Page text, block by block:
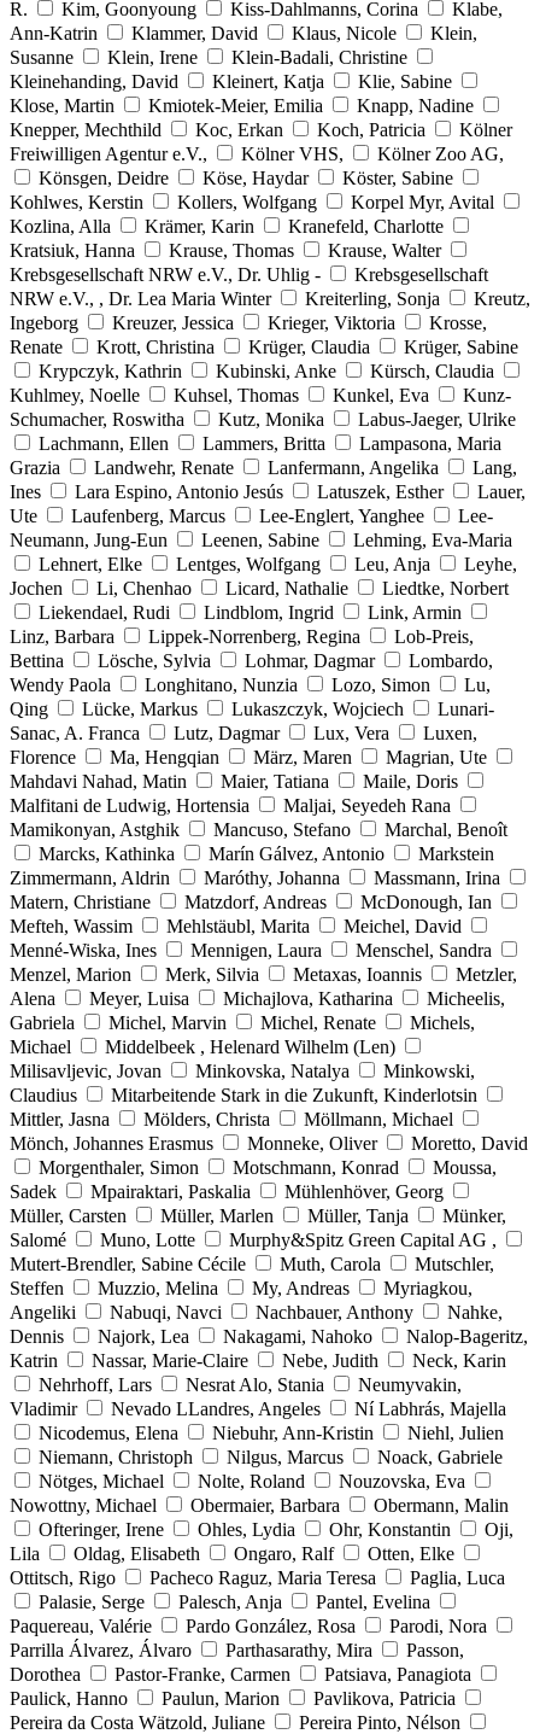
R. Kim, Goonyoung Kiss-Dahlmanns, Corina
Klabe,
Ann-Katrin
Klammer, David Klaus, Nicole
Klein,
Susanne
Klein, Irene
Klein-Badali, Christine
Kleinehanding, David
Kleinert, Katja
Klie, Sabine
Klose, Martin
Kmiotek-Meier, Emilia
Knapp, Nadine
Knepper, Mechthild
Koc, Erkan Koch, Patricia
Kölner
Freiwilligen Agentur e.V.,
Kölner VHS,
Kölner Zoo AG,
Könsgen, Deidre
Köse, Haydar
Köster, Sabine
Kohlwes, Kerstin
Kollers, Wolfgang
Korpel Myr, Avital
Kozlina, Alla
Krämer, Karin
Kranefeld, Charlotte
Kratsiuk, Hanna
Krause, Thomas
Krause, Walter
Krebsgesellschaft NRW e.V., Dr. Uhlig -
Krebsgesellschaft
NRW e.V., , Dr. Lea Maria Winter
Kreiterling, Sonja
Kreutz,
Ingeborg
Kreuzer, Jessica Krieger, Viktoria
Krosse,
Renate
Krott, Christina Krüger, Claudia
Krüger, Sabine
Krypczyk, Kathrin
Kubinski, Anke
Kürsch, Claudia
Kuhlmey, Noelle
Kuhsel, Thomas Kunkel, Eva
Kunz-
Schumacher, Roswitha
Kutz, Monika
Labus-Jaeger, Ulrike
Lachmann, Ellen
Lammers, Britta
Lampasona, Maria
Grazia
Landwehr, Renate Lanfermann, Angelika
Lang,
Ines
Lara Espino, Antonio Jesús Latuszek, Esther
Lauer,
Ute
Laufenberg, Marcus Lee-Englert, Yanghee
Lee-
Neumann, Jung-Eun
Leenen, Sabine
Lehming, Eva-Maria
Lehnert, Elke
Lentges, Wolfgang Leu, Anja
Leyhe,
Jochen
Li, Chenhao Licard, Nathalie
Liedtke, Norbert
Liekendael, Rudi
Lindblom, Ingrid
Link, Armin
Linz, Barbara
Lippek-Norrenberg, Regina
Lob-Preis,
Bettina
Lösche, Sylvia Lohmar, Dagmar
Lombardo,
Wendy Paola
Longhitano, Nunzia Lozo, Simon
Lu,
Qing
Lücke, Markus Lukaszczyk, Wojciech
Lunari-
Sanac, A. Franca
Lutz, Dagmar Lux, Vera
Luxen,
Florence
Ma, Hengqian März, Maren
Magrian, Ute
Mahdavi Nahad, Matin
Maier, Tatiana
Maile, Doris
Malfitani de Ludwig, Hortensia
Maljai, Seyedeh Rana
Mamikonyan, Astghik
Mancuso, Stefano
Marchal, Benoît
Marcks, Kathinka
Marín Gálvez, Antonio
Markstein
Zimmermann, Aldrin
Maróthy, Johanna
Massmann, Irina
Matern, Christiane
Matzdorf, Andreas
McDonough, Ian
Mefteh, Wassim
Mehlstäubl, Marita
Meichel, David
Menné-Wiska, Ines
Mennigen, Laura
Menschel, Sandra
Menzel, Marion
Merk, Silvia Metaxas, Ioannis
Metzler,
Alena
Meyer, Luisa Michajlova, Katharina
Micheelis,
Gabriela
Michel, Marvin Michel, Renate
Michels,
Michael
Middelbeek , Helenard Wilhelm (Len)
Milisavljevic, Jovan
Minkovska, Natalya
Minkowski,
Claudius
Mitarbeitende Stark in die Zukunft, Kinderlotsin
Mittler, Jasna
Mölders, Christa
Möllmann, Michael
Mönch, Johannes Erasmus
Monneke, Oliver
Moretto, David
Morgenthaler, Simon
Motschmann, Konrad
Moussa,
Sadek
Mpairaktari, Paskalia
Mühlenhöver, Georg
Müller, Carsten
Müller, Marlen Müller, Tanja
Münker,
Salomé
Muno, Lotte
Murphy&Spitz Green Capital AG ,
Mutert-Brendler, Sabine Cécile
Muth, Carola
Mutschler,
Steffen
Muzzio, Melina My, Andreas
Myriagkou,
Angeliki
Nabuqi, Navci Nachbauer, Anthony
Nahke,
Dennis
Najork, Lea Nakagami, Nahoko
Nalop-Bageritz,
Katrin
Nassar, Marie-Claire Nebe, Judith
Neck, Karin
Nehrhoff, Lars
Nesrat Alo, Stania
Neumyvakin,
Vladimir
Nevado LLandres, Angeles
Ní Labhrás, Majella
Nicodemus, Elena
Niebuhr, Ann-Kristin
Niehl, Julien
Niemann, Christoph
Nilgus, Marcus
Noack, Gabriele
Nötges, Michael
Nolte, Roland
Nouzovska, Eva
Nowottny, Michael
Obermaier, Barbara
Obermann, Malin
Ofteringer, Irene
Ohles, Lydia Ohr, Konstantin
Oji,
Lila
Oldag, Elisabeth Ongaro, Ralf
Otten, Elke
Ottitsch, Rigo
Pacheco Raguz, Maria Teresa
Paglia, Luca
Palasie, Serge
Palesch, Anja
Pantel, Evelina
Paquereau, Valérie
Pardo González, Rosa
Parodi, Nora
Parrilla Álvarez, Álvaro
Parthasarathy, Mira
Passon,
Dorothea
Pastor-Franke, Carmen
Patsiava, Panagiota
Paulick, Hanno
Paulun, Marion
Pavlikova, Patricia
Pereira da Costa Wätzold, Juliane
Pereira Pinto, Nélson